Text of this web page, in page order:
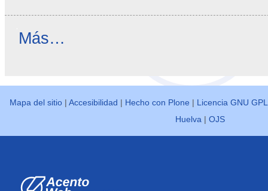
Reseñas
Más…
Mapa del sitio |Accesibilidad | Hecho con Plone | Licencia GNU GPL
Huelva |OJS